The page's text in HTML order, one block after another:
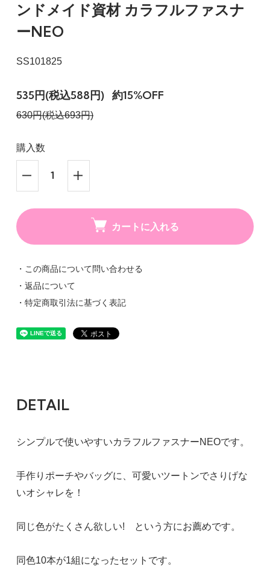
ンドメイド資材 カラフルファスナ
ーNEO
SS101825
535円(税込588円) 約15%OFF
630円(税込693円)
購入数
カートに入れる
・この商品について問い合わせる
・返品について
・特定商取引法に基づく表記
DETAIL
シンプルで使いやすいカラフルファスナーNEOです。
手作りポーチやバッグに、可愛いツートンでさりげな
いオシャレを！
同じ色がたくさん欲しい! という方にお薦めです。
同色10本が1組になったセットです。